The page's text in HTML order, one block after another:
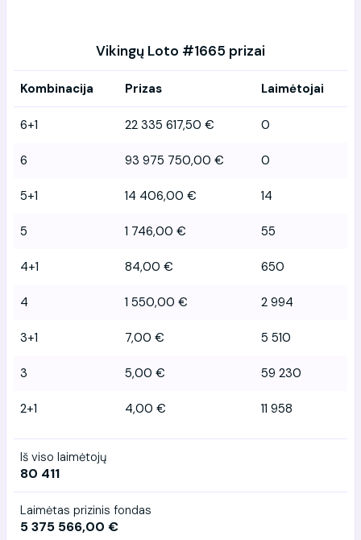
Vikingų Loto #1665 prizai
Kombinacija Prizas Laimėtojai
6+1 22 335 617,50 € 0
6 93 975 750,00 € 0
5+1 14 406,00 € 14
5 1 746,00 € 55
4+1 84,00 € 650
4 1 550,00 € 2 994
3+1 7,00 € 5 510
3 5,00 € 59 230
2+1 4,00 € 11 958
Iš viso laimėtojų
80 411
Laimėtas prizinis fondas
5 375 566,00 €